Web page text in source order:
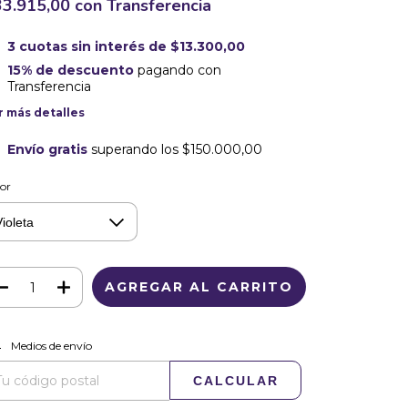
con Transferencia
3 cuotas sin interés de $13.300,00
15% de descuentopagando con
Transferencia
más detalles
Envío gratis superando los $150.000,00
para el CP:
Medios de envío
CALCULAR